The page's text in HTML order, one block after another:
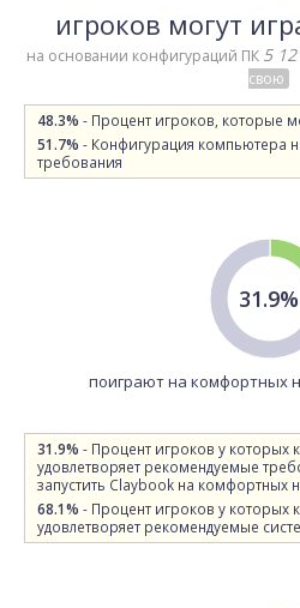
игроков могут
на основании конфигураций ПК 5
свою
48.3% - Процент игроков, которые
51.7% - Конфигурация компьютера
требования
31.9%
поиграют на комфортных
31.9% - Процент игроков у которых
удовлетворяет рекомендуемые
запустить Claybook на комфортных
68.1% - Процент игроков у которых
удовлетворяет рекомендуемые